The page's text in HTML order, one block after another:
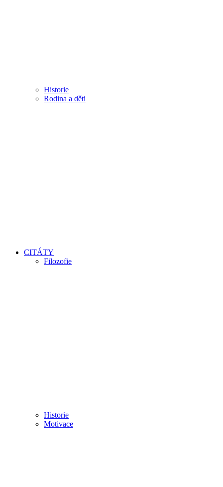
Historie
Rodina a děti
CITÁTY
Filozofie
Historie
Motivace